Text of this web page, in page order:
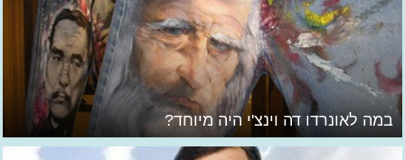
במה לאונרדו דה וינצ'י היה מיוחד?